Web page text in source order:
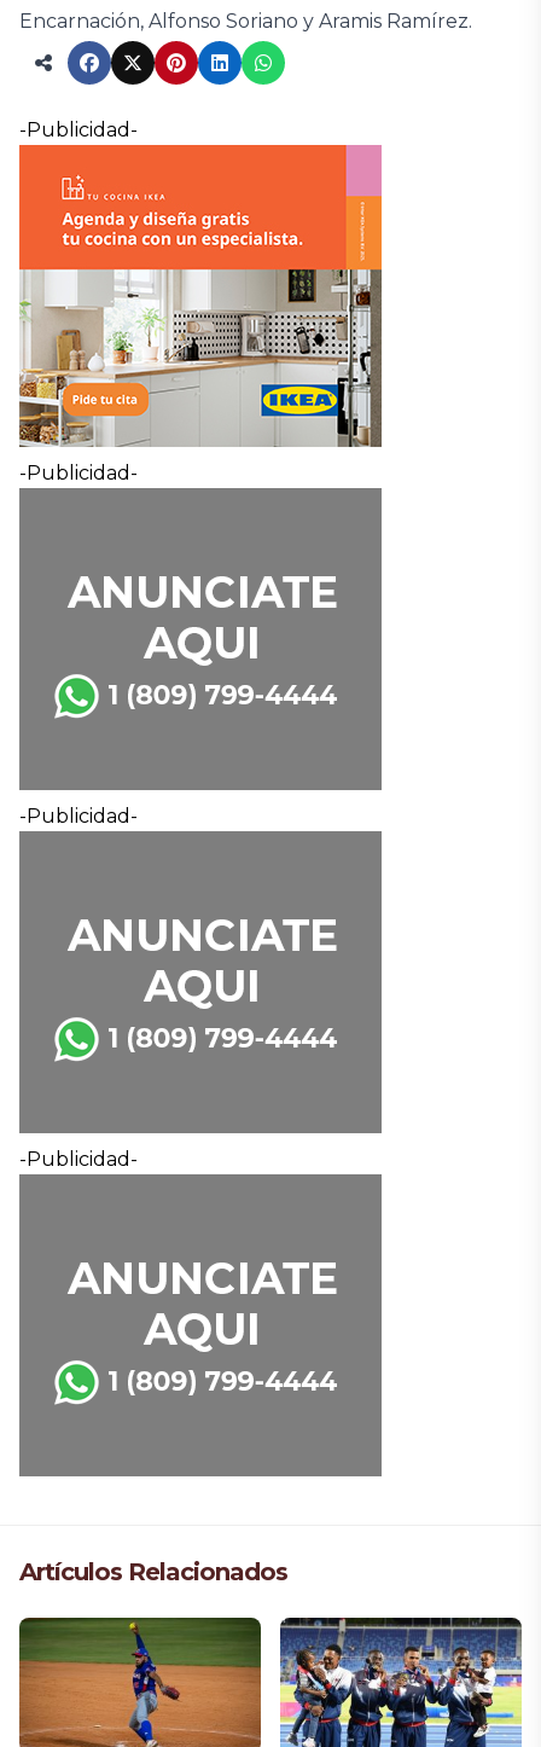
Encarnación, Alfonso Soriano y Aramis Ramírez.
-Publicidad-
-Publicidad-
-Publicidad-
-Publicidad-
Artículos Relacionados